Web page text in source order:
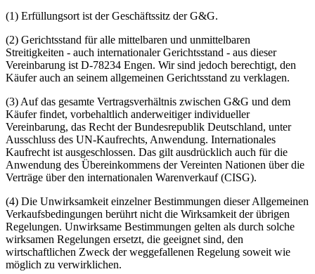
(1) Erfüllungsort ist der Geschäftssitz der G&G.
(2) Gerichtsstand für alle mittelbaren und unmittelbaren
Streitigkeiten - auch internationaler Gerichtsstand - aus dieser
Vereinbarung ist D-78234 Engen. Wir sind jedoch berechtigt, den
Käufer auch an seinem allgemeinen Gerichtsstand zu verklagen.
(3) Auf das gesamte Vertragsverhältnis zwischen G&G und dem
Käufer findet, vorbehaltlich anderweitiger individueller
Vereinbarung, das Recht der Bundesrepublik Deutschland, unter
Ausschluss des UN-Kaufrechts, Anwendung. Internationales
Kaufrecht ist ausgeschlossen. Das gilt ausdrücklich auch für die
Anwendung des Übereinkommens der Vereinten Nationen über die
Verträge über den internationalen Warenverkauf (CISG).
(4) Die Unwirksamkeit einzelner Bestimmungen dieser Allgemeinen
Verkaufsbedingungen berührt nicht die Wirksamkeit der übrigen
Regelungen. Unwirksame Bestimmungen gelten als durch solche
wirksamen Regelungen ersetzt, die geeignet sind, den
wirtschaftlichen Zweck der weggefallenen Regelung soweit wie
möglich zu verwirklichen.